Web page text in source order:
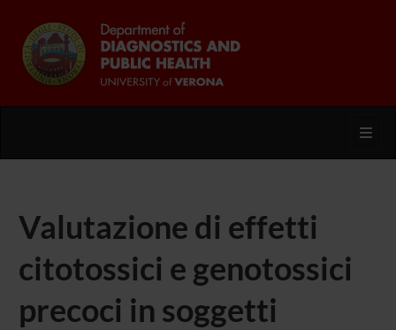
Valutazione di effetti
citotossici e genotossici
precoci in soggetti